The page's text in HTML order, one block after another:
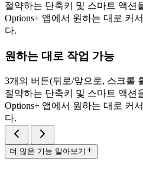
절약하는 단축키 및 스마트 액션
Options+ 앱에서 원하는 대로 커
다.
원하는 대로 작업 가능
3개의 버튼(뒤로/앞으로, 스크롤
절약하는 단축키 및 스마트 액션
Options+ 앱에서 원하는 대로 커
다.
더 많은 기능 알아보기